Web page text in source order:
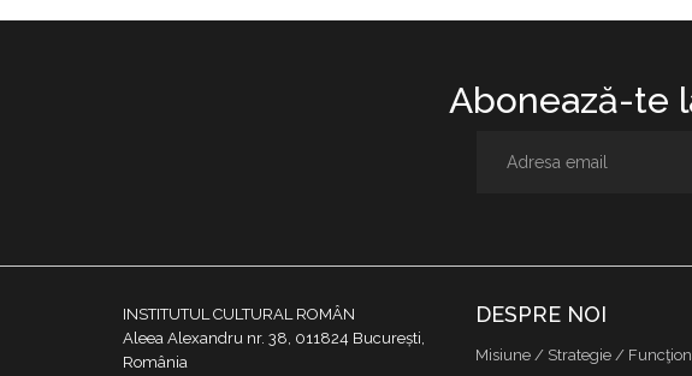
Abonează-te
INSTITUTUL CULTURAL ROMÂN
Aleea Alexandru nr. 38, 011824 București,
România
DESPRE NOI
Misiune / Strategie /